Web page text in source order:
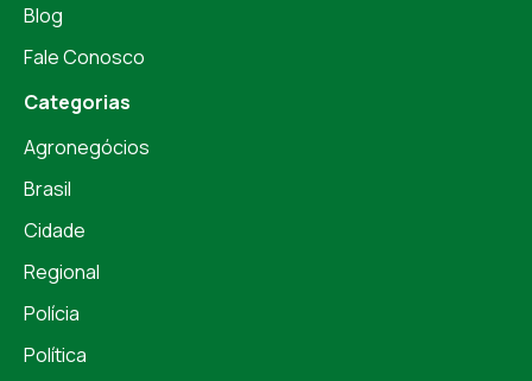
Blog
Fale Conosco
Categorias
Agronegócios
Brasil
Cidade
Regional
Polícia
Política